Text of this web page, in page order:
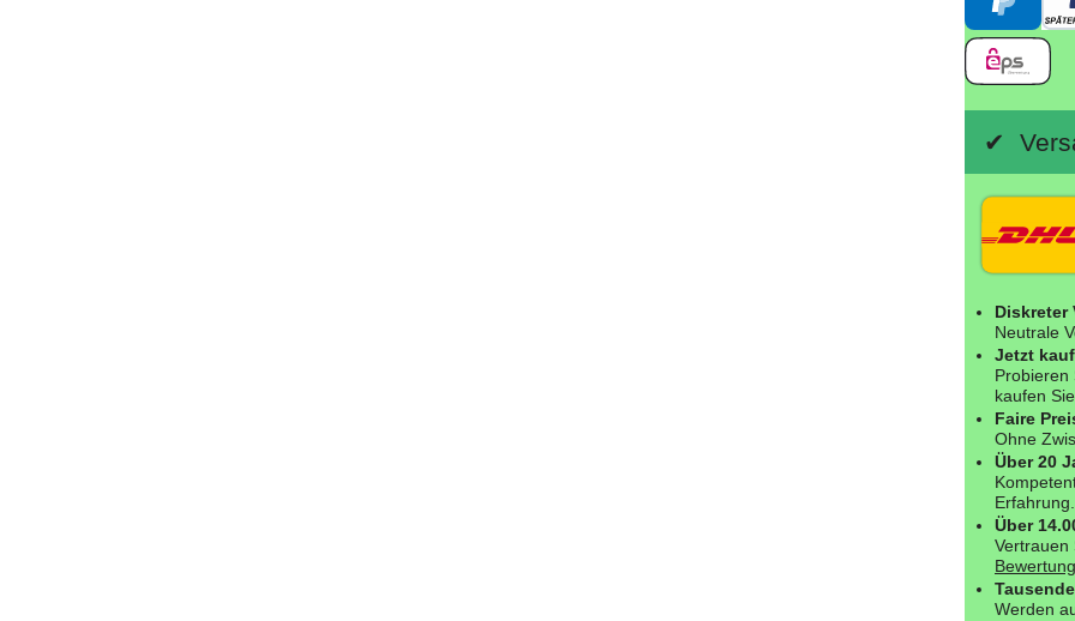
✔
Diskreter
Neutrale
Jetzt
Probieren
kaufen
Faire
Ohne
Über 20
Erfahrung.
Über
Vertrauen
Werden